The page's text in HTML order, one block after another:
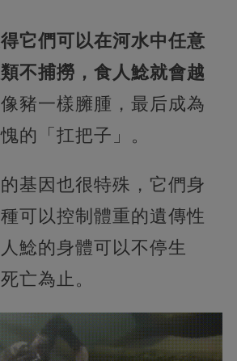
它們可以在河水中任意
不捕撈，食人鯰就會越
豬一樣臃腫，最后成為
的「扛把子」。
基因也很特殊，它們身
可以控制體重的遺傳性
鯰的身體可以不停生
亡為止。